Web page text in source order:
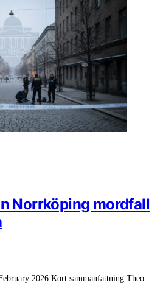
Norrköping mordfall
2026 Kort sammanfattning Theo